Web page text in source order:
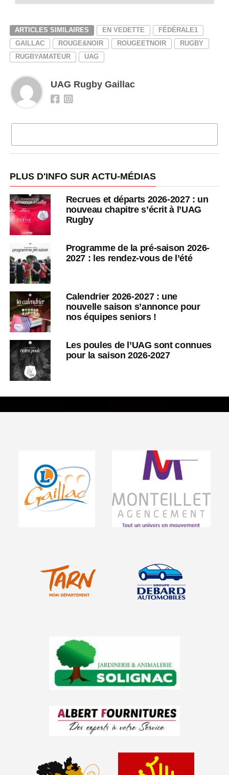
ARTICLES SIMILAIRES EN VEDETTE
FÉDÉRALE1
GAILLAC
ROUGE&NOIR ROUGEETNOIR
RUGBY
RUGBYAMATEUR
UAG
UAG Rugby Gaillac
PLUS D'INFO SUR ACTU-MÉDIAS
Recrues et départs 2026-2027 : un
nouveau chapitre s’écrit à l’UAG
Rugby
Programme de la pré-saison 2026-
2027 : les rendez-vous de l’été
Calendrier 2026-2027 : une
nouvelle saison s’annonce pour
nos équipes seniors !
Les poules de l’UAG sont connues
pour la saison 2026-2027